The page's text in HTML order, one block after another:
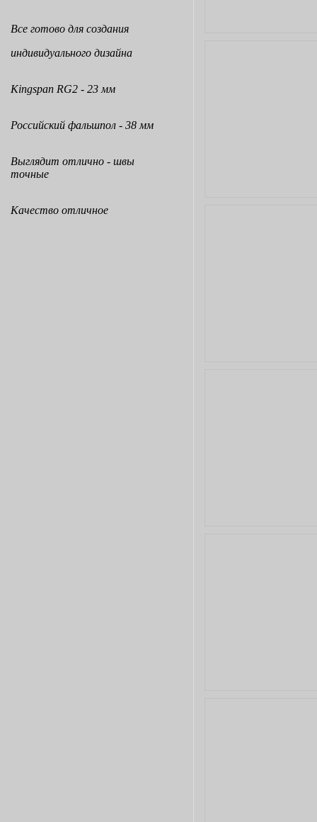
Все готово для создания
индивидуального дизайна
Kingspan RG2 - 23 мм
Российский фальшпол - 38 мм
Выглядит отлично - швы
точные
Качество отличное